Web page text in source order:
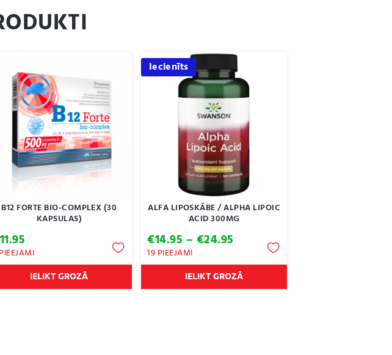
B12 FORTE BIO-COMPLEX (30
KAPSULAS)
11.95
IELIKT GROZĀ
Iecienīts
ALFA LIPOSKĀBE / ALPHA LIPOIC
ACID 300MG
€14.95 – €24.95
range:
€14.95
through
€24.95
19 PIEEJAMI
IELIKT GROZĀ